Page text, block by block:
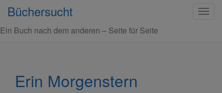
S
Büchersucht
Ein Buch nach dem anderen – Seite für Seite
Erin Morgenstern